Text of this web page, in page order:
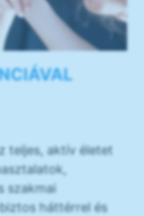
teljes, aktív életet
szakmai
háttérrel és